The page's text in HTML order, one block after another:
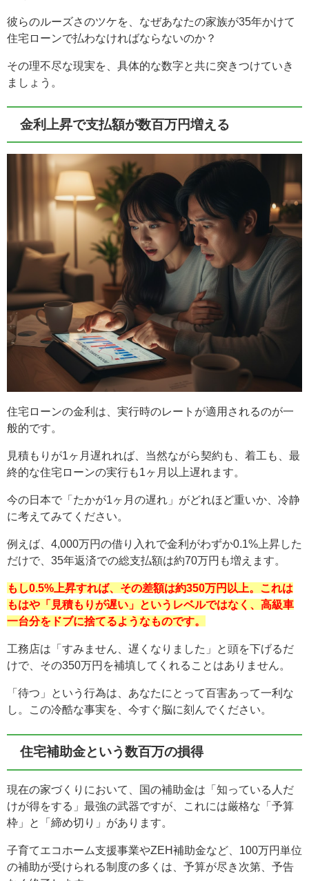
彼らのルーズさのツケを、なぜあなたの家族が35年かけて
住宅ローンで払わなければならないのか？
その理不尽な現実を、具体的な数字と共に突きつけていき
ましょう。
金利上昇で支払額が数百万円増える
住宅ローンの金利は、実行時のレートが適用されるのが一
般的です。
見積もりが1ヶ月遅れれば、当然ながら契約も、着工も、最
終的な住宅ローンの実行も1ヶ月以上遅れます。
今の日本で「たかが1ヶ月の遅れ」がどれほど重いか、冷静
に考えてみてください。
例えば、4,000万円の借り入れで金利がわずか0.1%上昇した
だけで、35年返済での総支払額は約70万円も増えます。
もし0.5%上昇すれば、その差額は約350万円以上。これは
もはや「見積もりが遅い」というレベルではなく、高級車
一台分をドブに捨てるようなものです。
工務店は「すみません、遅くなりました」と頭を下げるだ
けで、その350万円を補填してくれることはありません。
「待つ」という行為は、あなたにとって百害あって一利な
し。この冷酷な事実を、今すぐ脳に刻んでください。
住宅補助金という数百万の損得
現在の家づくりにおいて、国の補助金は「知っている人だ
けが得をする」最強の武器ですが、これには厳格な「予算
枠」と「締め切り」があります。
子育てエコホーム支援事業やZEH補助金など、100万円単位
の補助が受けられる制度の多くは、予算が尽き次第、予告